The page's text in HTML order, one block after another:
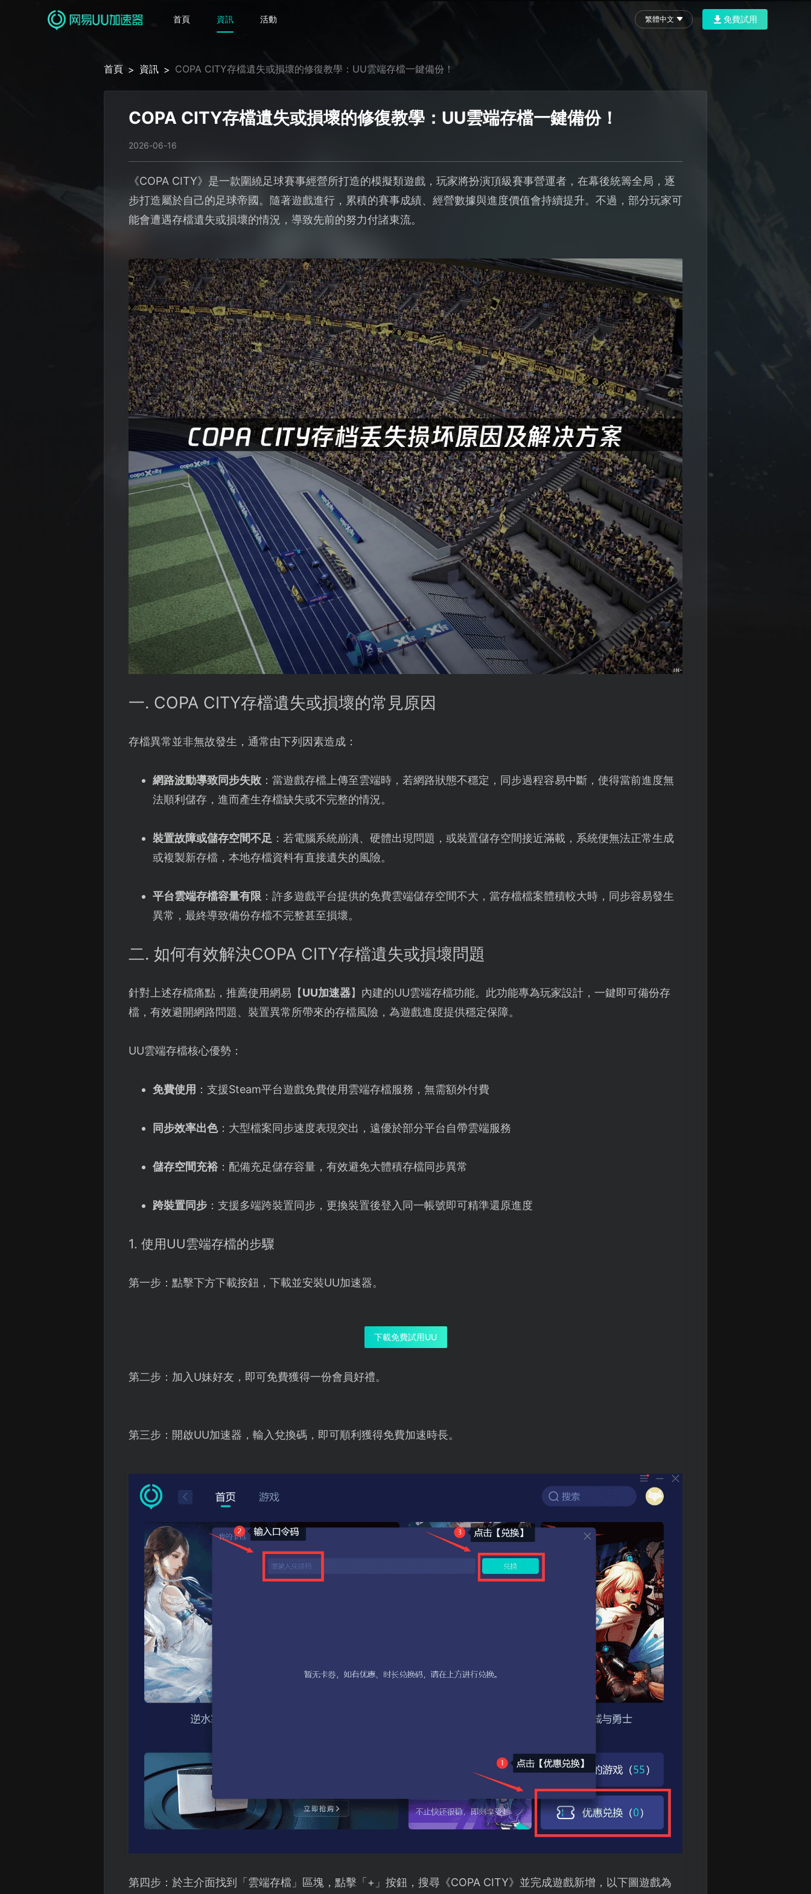
首頁 資訊 活動 繁體中文 免費試用
首頁 > 資訊 > COPA CITY存檔遺失或損壞的修復教學：UU雲端存檔一鍵備份！
COPA CITY存檔遺失或損壞的修復教學：UU雲端存檔一鍵備份！
2026-06-16
《COPA CITY》是一款圍繞足球賽事經營所打造的模擬類遊戲，玩家將扮演頂級賽事營運者，在幕後統籌全局，逐
步打造屬於自己的足球帝國。隨著遊戲進行，累積的賽事成績、經營數據與進度價值會持續提升。不過，部分玩家可
能會遭遇存檔遺失或損壞的情況，導致先前的努力付諸東流。
一. COPA CITY存檔遺失或損壞的常見原因
存檔異常並非無故發生，通常由下列因素造成：
網路波動導致同步失敗：當遊戲存檔上傳至雲端時，若網路狀態不穩定，同步過程容易中斷，使得當前進度無
法順利儲存，進而產生存檔缺失或不完整的情況。
裝置故障或儲存空間不足：若電腦系統崩潰、硬體出現問題，或裝置儲存空間接近滿載，系統便無法正常生成
或複製新存檔，本地存檔資料有直接遺失的風險。
平台雲端存檔容量有限：許多遊戲平台提供的免費雲端儲存空間不大，當存檔檔案體積較大時，同步容易發生
異常，最終導致備份存檔不完整甚至損壞。
二. 如何有效解決COPA CITY存檔遺失或損壞問題
針對上述存檔痛點，推薦使用網易【UU加速器】內建的UU雲端存檔功能。此功能專為玩家設計，一鍵即可備份存
檔，有效避開網路問題、裝置異常所帶來的存檔風險，為遊戲進度提供穩定保障。
UU雲端存檔核心優勢：
免費使用 ：支援Steam平台遊戲免費使用雲端存檔服務，無需額外付費
同步效率出色：大型檔案同步速度表現突出，遠優於部分平台自帶雲端服務
儲存空間充裕：配備充足儲存容量，有效避免大體積存檔同步異常
跨裝置同步：支援多端跨裝置同步，更換裝置後登入同一帳號即可精準還原進度
1. 使用UU雲端存檔的步驟
第一步：點擊下方下載按鈕，下載並安裝UU加速器。
下載免費試用UU
第二步：加入U妹好友，即可免費獲得一份會員好禮。
第三步：開啟UU加速器，輸入兌換碼，即可順利獲得免費加速時長。
第四步：於主介面找到「雲端存檔」區塊，點擊「+」按鈕，搜尋《COPA CITY》並完成遊戲新增，以下圖遊戲為